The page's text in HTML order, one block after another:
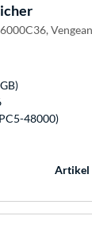
48000)
Artikel